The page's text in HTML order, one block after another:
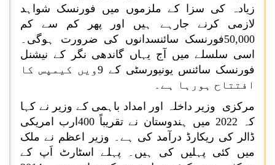
زیادہ کی سزا کے ملزموں میں فورنسک شواہد
لازمی کرنے جارہے ہیں اور پھر کم سے کم
50,000فورنسک سائنسدانوں کی ضرورت ہوگی۔
اسی سلسلے میں آج یہاں گاندھی نگر کے نیشنل
فورنسک سائنس یونیورسٹی کے 9ویں کیمپس کا
افتتاح ہورہا ہے۔
مرکزی وزیر داخلہ اور امداد باہمی کے وزیر نے کہا
کہ 2022 میں ہندوستان نے تقریباً 400ارب امریکی
ڈالر کی ریکارڈ درآمد کی ہے۔ وزیر اعظم نے ملک
میں کئی پہلیں کی ہیں۔ پہلے اسٹارٹ اَپ کے